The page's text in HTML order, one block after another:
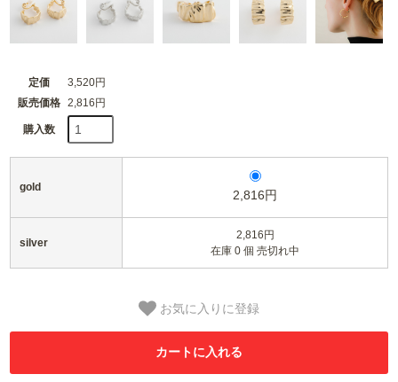
定価
3,520円
販売価格
2,816円
購入数
gold
2,816円
silver
2,816円
在庫 0 個 売切れ中
お気に入りに登録